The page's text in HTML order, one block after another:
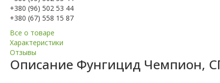
+380 (96) 502 53 44
+380 (67) 558 15 87
Все о товаре
Характеристики
Отзывы
Описание Фунгицид Чемпион,